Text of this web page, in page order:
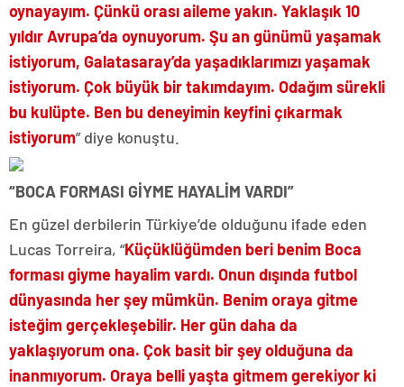
oynayayım. Çünkü orası aileme yakın. Yaklaşık 10
yıldır Avrupa’da oynuyorum. Şu an günümü yaşamak
istiyorum, Galatasaray’da yaşadıklarımızı yaşamak
istiyorum. Çok büyük bir takımdayım. Odağım sürekli
bu kulüpte. Ben bu deneyimin keyfini çıkarmak
istiyorum” diye konuştu.
“BOCA FORMASI GİYME HAYALİM VARDI”
En güzel derbilerin Türkiye’de olduğunu ifade eden
Lucas Torreira, “Küçüklüğümden beri benim Boca
forması giyme hayalim vardı. Onun dışında futbol
dünyasında her şey mümkün. Benim oraya gitme
isteğim gerçekleşebilir. Her gün daha da
yaklaşıyorum ona. Çok basit bir şey olduğuna da
inanmıyorum. Oraya belli yaşta gitmem gerekiyor ki